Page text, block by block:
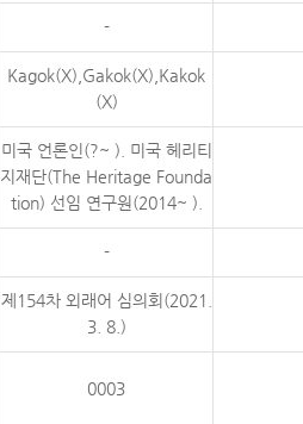
-
Kagok(X),Gakok(X),Kakok
(X)
미국 언론인(?~ ). 미국 헤리티
지재단(The Heritage Founda
tion) 선임 연구원(2014~ ).
-
제154차 외래어 심의회(2021.
3. 8.)
0003